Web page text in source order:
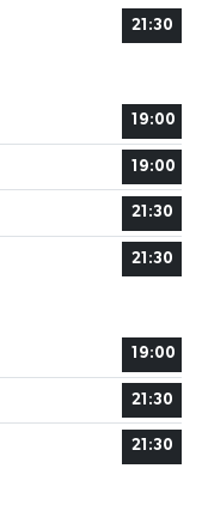
21:30
19:00
19:00
21:30
21:30
19:00
21:30
21:30